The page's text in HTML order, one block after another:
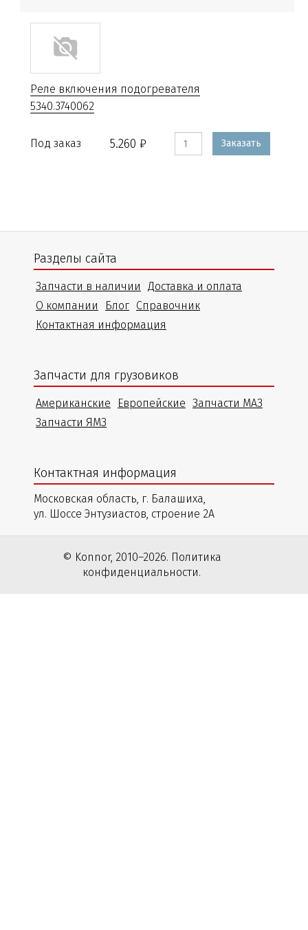
Реле включения подогревателя
5340.3740062
Под заказ 5.260 ₽ Заказать
Разделы сайта
Запчасти в наличии
Доставка и оплата
О компании
Блог Справочник
Контактная информация
Запчасти для грузовиков
Американские Европейские Запчасти МАЗ
Запчасти ЯМЗ
Контактная информация
Московская область, г. Балашиха,
ул. Шоссе Энтузиастов, строение 2А
© Konnor, 2010–2026. Политика
конфиденциальности.